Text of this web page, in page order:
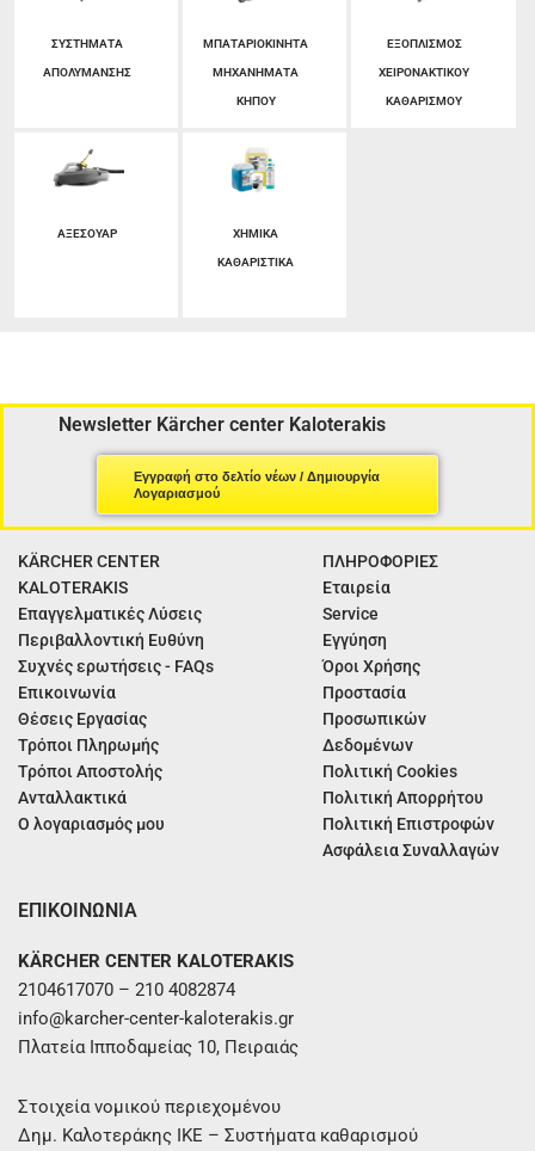
ΣΥΣΤΗΜΑΤΑ
ΑΠΟΛΥΜΑΝΣΗΣ
ΜΠΑΤΑΡΙΟΚΙΝΗΤΑ
ΜΗΧΑΝΗΜΑΤΑ
ΚΗΠΟΥ
ΕΞΟΠΛΙΣΜΟΣ
ΧΕΙΡΟΝΑΚΤΙΚΟΥ
ΚΑΘΑΡΙΣΜΟΥ
ΑΞΕΣΟΥΑΡ ΧΗΜΙΚΑ
ΚΑΘΑΡΙΣΤΙΚΑ
Newsletter Kärcher center Kaloterakis
Εγγραφή στο δελτίο νέων / Δημιουργία
Λογαριασμού
KÄRCHER CENTER
KALOTERAKIS
Επαγγελματικές Λύσεις
Περιβαλλοντική Ευθύνη
Συχνές ερωτήσεις - FAQs
Επικοινωνία
Θέσεις Εργασίας
Τρόποι Πληρωμής
Τρόποι Αποστολής
Ανταλλακτικά
Ο λογαριασμός μου
ΠΛΗΡΟΦΟΡΙΕΣ
Εταιρεία
Service
Εγγύηση
Όροι Χρήσης
Προστασία
Προσωπικών
Δεδομένων
Πολιτική Cookies
Πολιτική Απορρήτου
Πολιτική Επιστροφών
Ασφάλεια Συναλλαγών
ΕΠΙΚΟΙΝΩΝΙΑ
KÄRCHER CENTER KALOTERAKIS
2104617070 – 210 4082874
info@karcher-center-kaloterakis.gr
Πλατεία Ιπποδαμείας 10, Πειραιάς
Στοιχεία νομικού περιεχομένου
Δημ. Καλοτεράκης ΙΚΕ – Συστήματα καθαρισμού